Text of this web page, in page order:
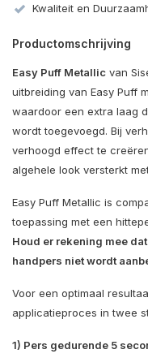
Kwaliteit en
Productomschrijving
Easy Puff Metallic van
uitbreiding van Easy Puff
waardoor een extra laag
wordt toegevoegd. Bij
verhoogd effect te
algehele look versterkt
Easy Puff Metallic is
toepassing met een
Houd er rekening mee
handpers niet wordt
Voor een optimaal
applicatieproces in twee
1) Pers gedurende 5